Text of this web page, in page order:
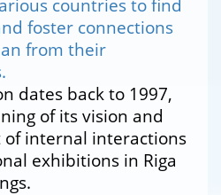
countries to find
foster connections
from their
dates back to 1997,
of its vision and
internal interactions
exhibitions in Riga